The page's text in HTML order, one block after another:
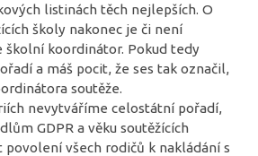
listinách těch nejlepších. O
školy nakonec je či není
školní koordinátor. Pokud tedy
a máš pocit, že ses tak označil,
soutěže.
nevytváříme celostátní pořadí,
GDPR a věku soutěžících
všech rodičů k nakládání s